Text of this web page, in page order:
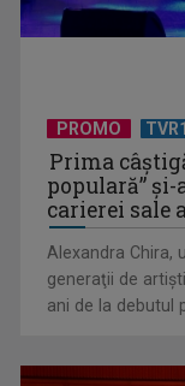
Destinații
PROMO TVR1
Prima
populară”
carierei sale
Alexandra Chira,
generaţii de
ani de la debutul